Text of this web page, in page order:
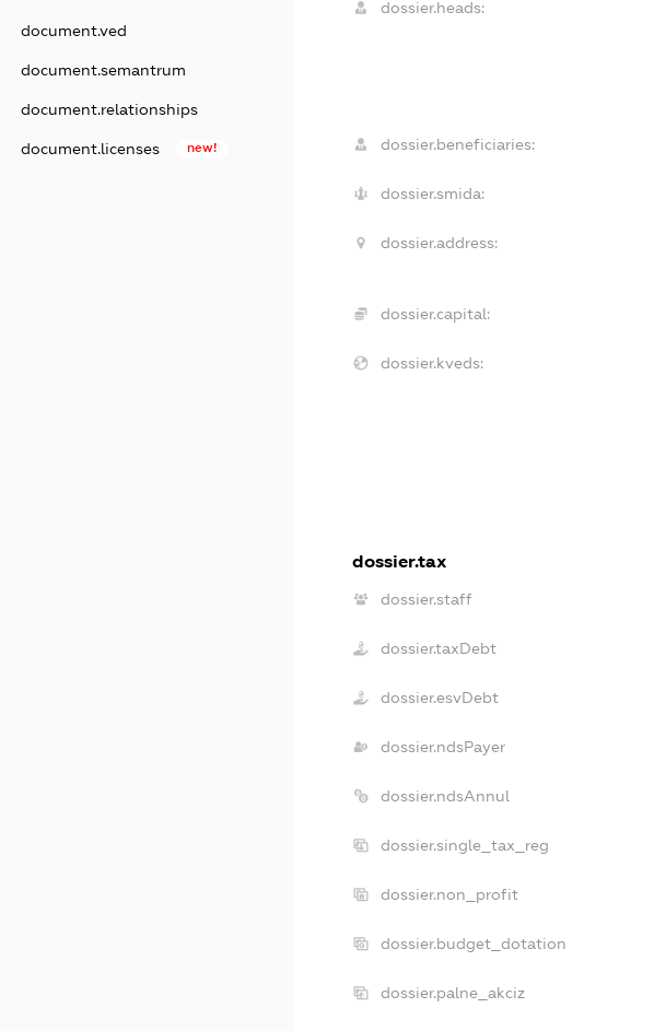
document.ved
document.semantrum
document.relationships
document.licenses new!
dossier.heads:
dossier.beneficiaries:
dossier.smida:
dossier.address:
dossier.capital:
dossier.kveds:
dossier.tax
dossier.staff
dossier.taxDebt
dossier.esvDebt
dossier.ndsPayer
dossier.ndsAnnul
dossier.single_tax_reg
dossier.non_profit
dossier.budget_dotation
dossier.palne_akciz